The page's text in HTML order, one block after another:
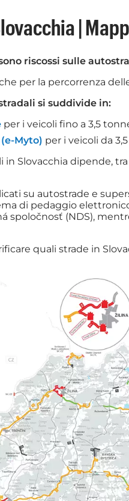
|
riscossi sulle
per la percorrenza
si suddivide in:
per i veicoli fino a 3,5
Myto) per i veicoli da
Slovacchia dipende,
su autostrade e
di pedaggio
spoločnosť (NDS),
quali strade in